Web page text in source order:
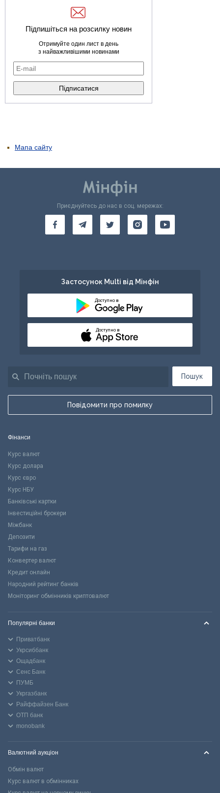
Підпишіться на розсилку новин
Отримуйте один лист в день
з найважливішими новинами
Мапа сайту
Пошук
Повідомити про помилку
Приєднуйтесь до нас в соц. мережах:
Застосунок Multi від Мінфін
Доступно в
Доступно в
Фінанси
Курс валют
Курс долара
Курс євро
Курс НБУ
Банківські картки
Інвестиційні брокери
Міжбанк
Депозити
Тарифи на газ
Конвертер валют
Кредит онлайн
Народний рейтинг банків
Моніторинг обмінників криптовалют
Популярні банки
Приватбанк
Укрсиббанк
Ощадбанк
Сенс Банк
ПУМБ
Укргазбанк
Райффайзен Банк
ОТП банк
monobank
Валютний аукціон
Обмін валют
Курс валют в обмінниках